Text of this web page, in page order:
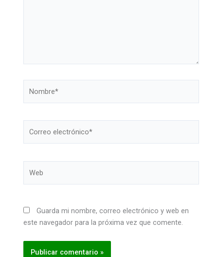
Guarda mi nombre, correo electrónico y web en
este navegador para la próxima vez que comente.